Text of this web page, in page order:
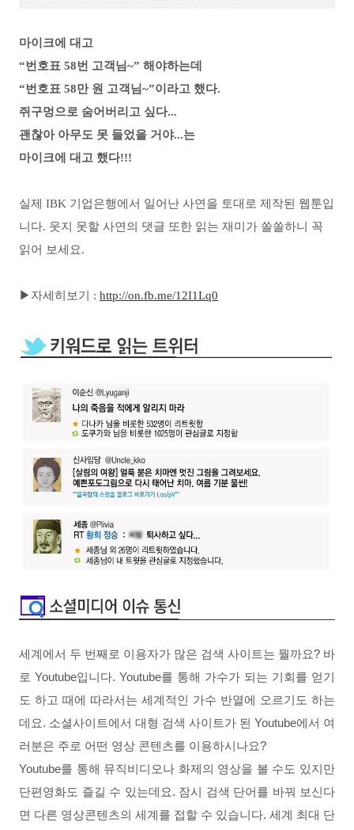
마이크에 대고
“번호표 58번 고객님~” 해야하는데
“번호표 58만 원 고객님~”이라고 했다.
쥐구멍으로 숨어버리고 싶다...
괜찮아 아무도 못 들었을 거야...는
마이크에 대고 했다!!!
실제 IBK 기업은행에서 일어난 사연을 토대로 제작된 웹툰입
니다. 웃지 못할 사연의 댓글 또한 읽는 재미가 쏠쏠하니 꼭
읽어 보세요.
▶자세히보기 : http://on.fb.me/12I1Lq0
세계에서 두 번째로 이용자가 많은 검색 사이트는 뭘까요? 바
로 Youtube입니다. Youtube를 통해 가수가 되는 기회를 얻기
도 하고 때에 따라서는 세계적인 가수 반열에 오르기도 하는
데요. 소셜사이트에서 대형 검색 사이트가 된 Youtube에서 여
러분은 주로 어떤 영상 콘텐츠를 이용하시나요?
Youtube를 통해 뮤직비디오나 화제의 영상을 볼 수도 있지만
단편영화도 즐길 수 있는데요. 잠시 검색 단어를 바꿔 보신다
면 다른 영상콘텐츠의 세계를 접할 수 있습니다. 세계 최대 단